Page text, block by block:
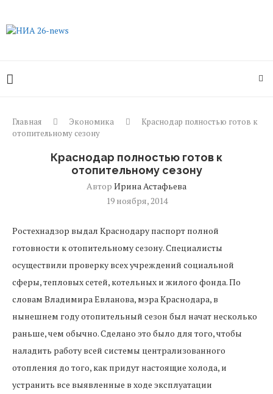
Главная Экономика
Краснодар полностью готов к
отопительному сезону
Краснодар полностью готов к
отопительному сезону
Автор Ирина Астафьева
19 ноября, 2014
Ростехнадзор выдал Краснодару паспорт полной
готовности к отопительному сезону. Специалисты
осуществили проверку всех учреждений социальной
сферы, тепловых сетей, котельных и жилого фонда. По
словам Владимира Евланова, мэра Краснодара, в
нынешнем году отопительный сезон был начат несколько
раньше, чем обычно. Сделано это было для того, чтобы
наладить работу всей системы централизованного
отопления до того, как придут настоящие холода, и
устранить все выявленные в ходе эксплуатации